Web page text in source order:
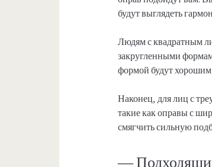
будут выглядеть
Людям с квадратным
закругленными
формой будут
Наконец, для лиц с
такие как оправы с
смягчить сильную
—